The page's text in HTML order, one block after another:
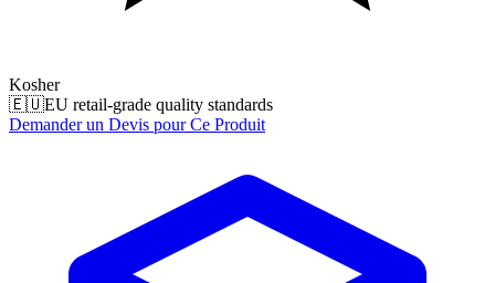
Kosher
🇪🇺EU retail-grade quality standards
Demander un Devis pour Ce Produit